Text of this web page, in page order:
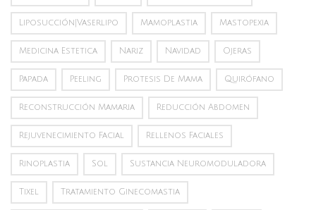
Liposucción|vaserlipo Mamoplastia Mastopexia
Medicina Estetica Nariz Navidad Ojeras
Papada Peeling Protesis De Mama Quirófano
Reconstrucción Mamaria Reducción Abdomen
Rejuvenecimiento Facial Rellenos Faciales
Rinoplastia Sol Sustancia Neuromoduladora
Tixel Tratamiento Ginecomastia